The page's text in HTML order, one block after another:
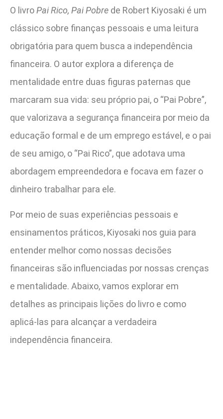
O livroPai Rico, Pai Pobre de Robert Kiyosaki é um
clássico sobre finanças pessoais e uma leitura
obrigatória para quem busca a independência
financeira. O autor explora a diferença de
mentalidade entre duas figuras paternas que
marcaram sua vida: seu próprio pai, o “Pai Pobre”,
que valorizava a segurança financeira por meio da
educação formal e de um emprego estável, e o pai
de seu amigo, o “Pai Rico”, que adotava uma
abordagem empreendedora e focava em fazer o
dinheiro trabalhar para ele.
Por meio de suas experiências pessoais e
ensinamentos práticos, Kiyosaki nos guia para
entender melhor como nossas decisões
financeiras são influenciadas por nossas crenças
e mentalidade. Abaixo, vamos explorar em
detalhes as principais lições do livro e como
aplicá-las para alcançar a verdadeira
independência financeira.